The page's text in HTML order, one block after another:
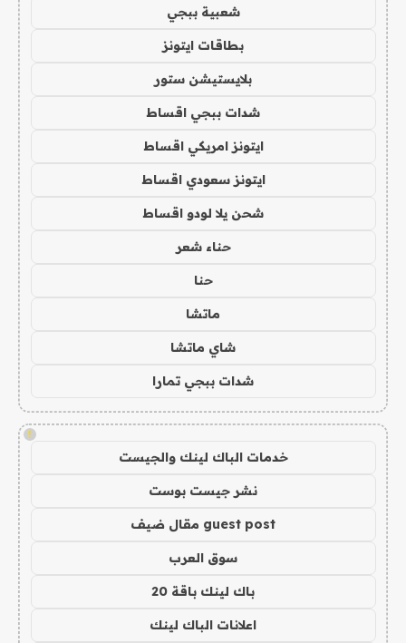
شعبية ببجي
بطاقات ايتونز
بلايستيشن ستور
شدات ببجي اقساط
ايتونز امريكي اقساط
ايتونز سعودي اقساط
شحن يلا لودو اقساط
حناء شعر
حنا
ماتشا
شاي ماتشا
شدات ببجي تمارا
!
خدمات الباك لينك والجيست
نشر جيست بوست
guest post مقال ضيف
سوق العرب
باك لينك باقة 20
اعلانات الباك لينك